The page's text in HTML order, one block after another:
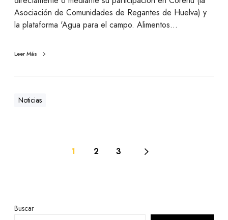
Asociación de Comunidades de Regantes de Huelva) y
la plataforma 'Agua para el campo. Alimentos…
Leer Más
Noticias
1 2 3
Buscar